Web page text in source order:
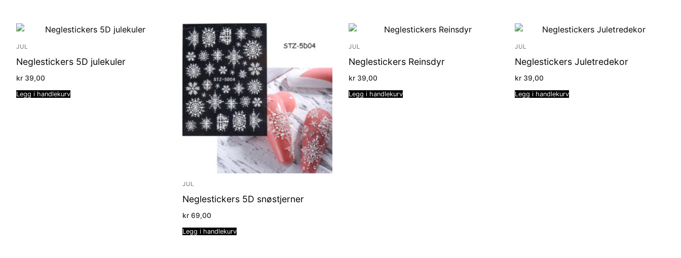
JUL
Neglestickers 5D julekuler
kr 39,00
Legg i handlekurv
JUL
Neglestickers 5D snøstjerner
kr 69,00
Legg i handlekurv
JUL
Neglestickers Reinsdyr
kr 39,00
Legg i handlekurv
JUL
Neglestickers Juletredekor
kr 39,00
Legg i handlekurv